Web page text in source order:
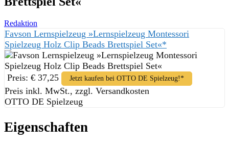
Redaktion
Favson Lernspielzeug »Lernspielzeug Montessori
Spielzeug Holz Clip Beads Brettspiel Set«*
Preis: € 37,25 Jetzt kaufen bei OTTO DE Spielzeug!*
Preis inkl. MwSt., zzgl. Versandkosten
OTTO DE Spielzeug
Eigenschaften